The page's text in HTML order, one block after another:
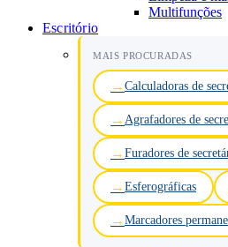
Multifunções
Escritório
MAIS PROCURADAS
Calculadoras de
Agrafadores de
Furadores de
Esferográficas
Marcadores